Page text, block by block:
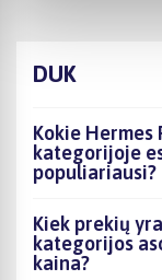
DUK
Kokie Hermes
kategorijoje
populiariausi?
Kiek prekių
kategorijos
kaina?